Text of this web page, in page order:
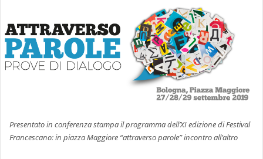
Presentato in conferenza stampa il programma dell’XI edizione di Festival
Francescano: in piazza Maggiore “attraverso parole” incontro all’altro